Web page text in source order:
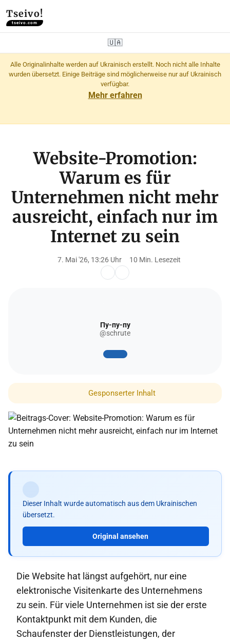
Tseivo!
tseivo.com
🇺🇦
Alle Originalinhalte werden auf Ukrainisch erstellt. Noch nicht alle Inhalte
wurden übersetzt. Einige Beiträge sind möglicherweise nur auf Ukrainisch
verfügbar.
Mehr erfahren
Website-Promotion:
Warum es für
Unternehmen nicht mehr
ausreicht, einfach nur im
Internet zu sein
7. Mai '26, 13:26 Uhr 10 Min. Lesezeit
Пу-пу-пу
@schrute
Gesponserter Inhalt
Dieser Inhalt wurde automatisch aus dem Ukrainischen
übersetzt.
Original ansehen
Die Website hat längst aufgehört, nur eine
elektronische Visitenkarte des Unternehmens
zu sein. Für viele Unternehmen ist sie der erste
Kontaktpunkt mit dem Kunden, die
Schaufenster der Dienstleistungen, der